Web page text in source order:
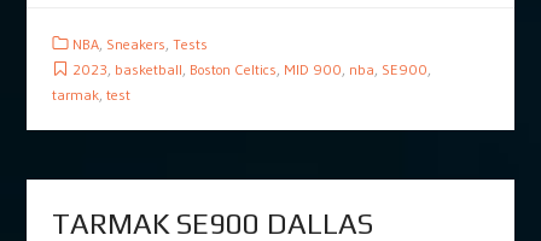
NBA, Sneakers, Tests
2023, basketball, Boston Celtics, MID 900, nba, SE900,
tarmak, test
TARMAK SE900 DALLAS